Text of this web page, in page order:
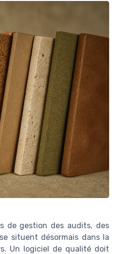
de gestion des audits, des
situent désormais dans la
Un logiciel de qualité doit